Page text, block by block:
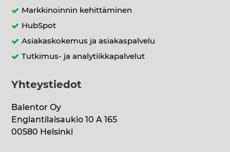
Markkinoinnin kehittäminen
HubSpot
Asiakaskokemus ja asiakaspalvelu
Tutkimus- ja analytiikkapalvelut
Yhteystiedot
Balentor Oy
Englantilaisaukio 10 A 165
00580 Helsinki